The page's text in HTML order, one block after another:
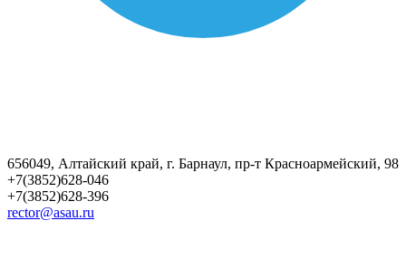
656049, Алтайский край, г. Барнаул, пр-т Красноармейский, 98
+7(3852)628-046
+7(3852)628-396
rector@asau.ru